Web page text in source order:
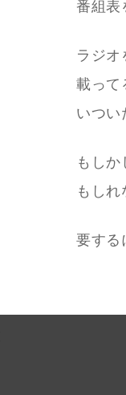
番組表
ラジオ
載って
いつい
もし
もしれ
要する